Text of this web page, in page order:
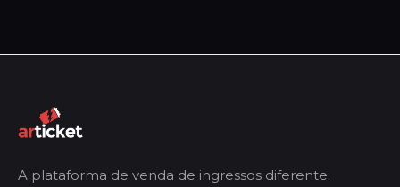
A plataforma de venda de ingressos diferente.